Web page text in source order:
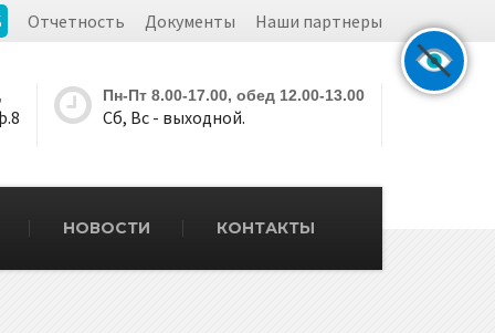
Отчетность Документы Наши партнеры
Пн-Пт 8.00-17.00, обед 12.00-13.00
Сб, Вс - выходной.
НОВОСТИ КОНТАКТЫ